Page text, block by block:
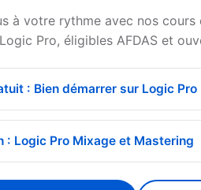
à votre rythme avec nos
Pro, éligibles AFDAS et
: Bien démarrer sur Logic Pro
: Logic Pro Mixage et Mastering